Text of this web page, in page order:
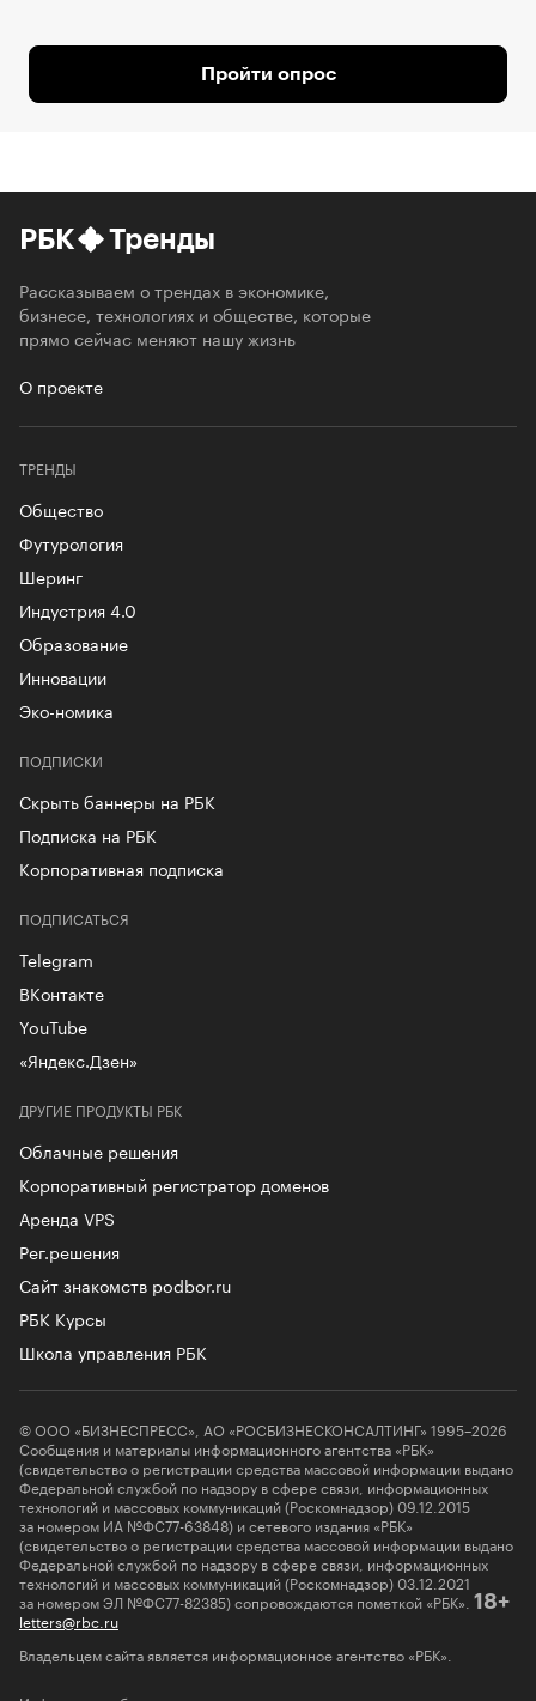
Пройти опрос
РБК Тренды
Рассказываем о трендах в экономике,
бизнесе, технологиях и обществе, которые
прямо сейчас меняют нашу жизнь
О проекте
ТРЕНДЫ
Общество
Футурология
Шеринг
Индустрия 4.0
Образование
Инновации
Эко-номика
ПОДПИСКИ
Скрыть баннеры на РБК
Подписка на РБК
Корпоративная подписка
ДРУГИЕ ПРОДУКТЫ РБК
Облачные решения
Корпоративный регистратор доменов
Аренда VPS
Рег.решения
Сайт знакомств podbor.ru
РБК Курсы
Школа управления РБК
ПОДПИСАТЬСЯ
Telegram
ВКонтакте
YouTube
«Яндекс.Дзен»
© ООО «БИЗНЕСПРЕСС», АО «РОСБИЗНЕСКОНСАЛТИНГ» 1995–2026
Сообщения и материалы информационного агентства «РБК»
(свидетельство о регистрации средства массовой информации выдано
Федеральной службой по надзору в сфере связи, информационных
технологий и массовых коммуникаций (Роскомнадзор) 09.12.2015
за номером ИА №ФС77-63848) и сетевого издания «РБК»
(свидетельство о регистрации средства массовой информации выдано
Федеральной службой по надзору в сфере связи, информационных
технологий и массовых коммуникаций (Роскомнадзор) 03.12.2021
за номером ЭЛ №ФС77-82385) сопровождаются пометкой «РБК». 18+
letters@rbc.ru
Владельцем сайта является информационное агентство «РБК».